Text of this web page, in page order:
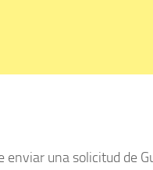
enviar una solicitud de